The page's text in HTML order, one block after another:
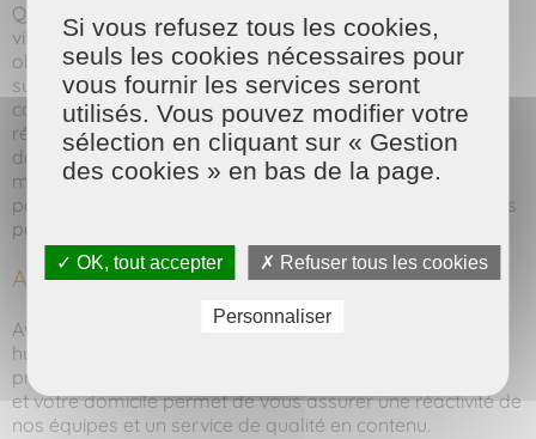
Que vous habitiez à Paris ou dans n'importe quelle autre
ville de France, n'hésitez pas à nous contacter pour
obtenir un devis gratuit et personnalisé. Un simple appel
suffit pour nous exposer votre situation et bénéficier de
conseils adaptés. Nous sommes à votre écoute pour
répondre à toutes vos questions et vous accompagner
dans votre démarche. Profitez de nos services sur-
mesure et retrouvez un quotidien plus serein. Nous
pouvons également répondre à toutes vos interrogations
par email.
A propos de MAISON ET SERVICES
Avec notre réseau d'entreprises familiales à taille
humaine, nous restons toujours proches de vous. Cette
proximité entre votre interlocuteur MAISON ET SERVICES
et votre domicile permet de vous assurer une réactivité de
nos équipes et un service de qualité en contenu.
Si vous refusez tous les cookies,
seuls les cookies nécessaires pour
vous fournir les services seront
utilisés. Vous pouvez modifier votre
sélection en cliquant sur « Gestion
des cookies » en bas de la page.
✓ OK, tout accepter ✗ Refuser tous les cookies
Personnaliser